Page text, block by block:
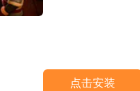
点击安装